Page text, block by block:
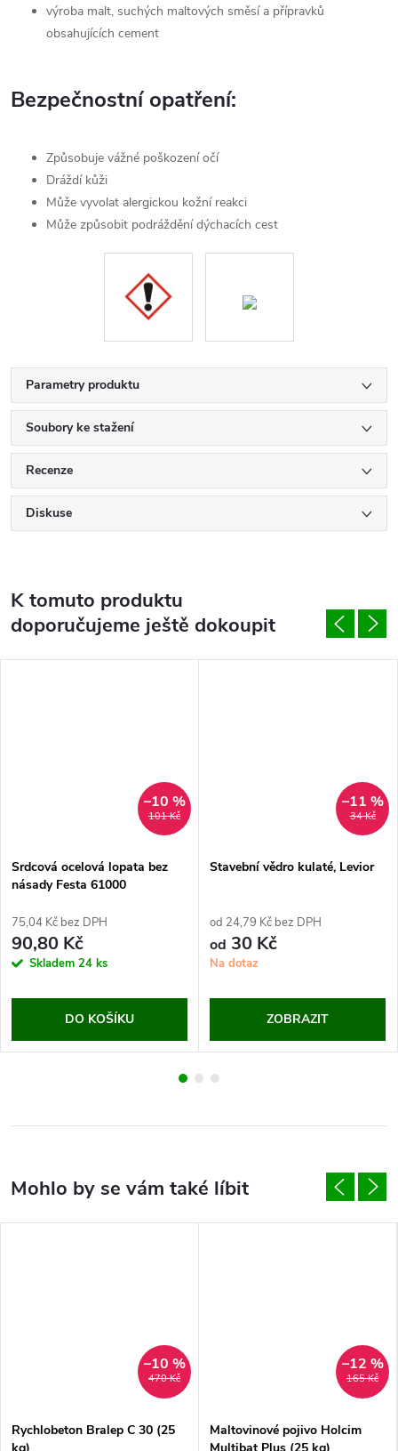
výroba malt, suchých maltových směsí a přípravků
obsahujících cement
Bezpečnostní opatření:
Způsobuje vážné poškození očí
Dráždí kůži
Může vyvolat alergickou kožní reakci
Může způsobit podráždění dýchacích cest
Parametry produktu
Soubory ke stažení
Recenze
Diskuse
K tomuto produktu
doporučujeme ještě dokoupit
101 Kč
–10 %
Srdcová ocelová lopata bez
násady Festa 61000
75,04 Kč bez DPH
90,80 Kč
Skladem 24 ks
DO KOŠÍKU
34 Kč
–11 %
Stavební vědro kulaté, Levior
od 24,79 Kč bez DPH
od 30 Kč
Na dotaz
ZOBRAZIT
470 Kč
–10 %
Rychlobeton Bralep C 30 (25
165 Kč
–12 %
Maltovinové pojivo Holcim